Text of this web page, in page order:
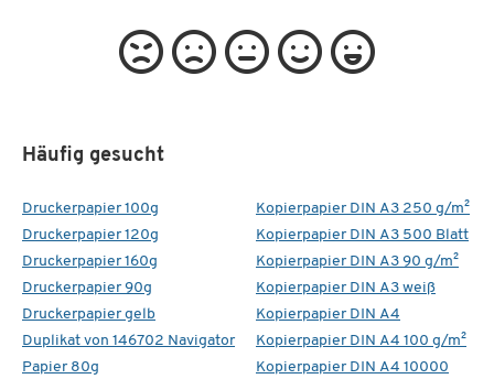
Häufig gesucht
Druckerpapier 100g
Druckerpapier 120g
Druckerpapier 160g
Druckerpapier 90g
Druckerpapier gelb
Duplikat von 146702 Navigator
Papier 80g
Kopierpapier DIN A3 250 g/m²
Kopierpapier DIN A3 500 Blatt
Kopierpapier DIN A3 90 g/m²
Kopierpapier DIN A3 weiß
Kopierpapier DIN A4
Kopierpapier DIN A4 100 g/m²
Kopierpapier DIN A4 10000